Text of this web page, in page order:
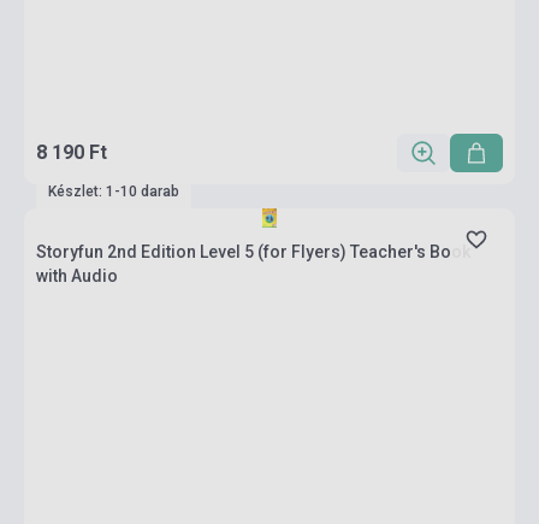
8 190 Ft
Készlet: 1-10 darab
Storyfun 2nd Edition Level 5 (for Flyers) Teacher's Book
with Audio